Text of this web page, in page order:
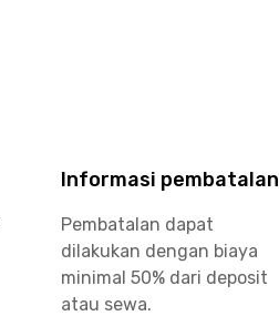
Informasi pembatalan
Pembatalan dapat
dilakukan dengan biaya
minimal 50% dari deposit
atau sewa.